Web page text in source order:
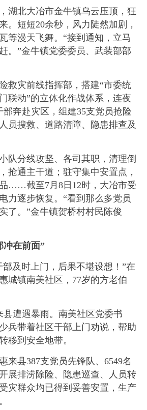
北大冶市金牛镇乌云压顶，狂
。短短20余秒，风力陡然加剧，
等漫天飞舞。“接到通知，立马
。”金牛镇党委委员、武装部部
灾前线指挥部，搭建“市委统
联动”的立体化作战体系，连夜
部奔赴灾区，组建35支党员抢险
员搜救、道路清障、隐患排查及
分线攻坚、各司其职，清理倒
抢通主干道；驻守集中安置点，
……截至7月8日12时，大冶市受
力逐步恢复。“看到那么多党员
了。”金牛镇贺桥村村民陈俊
在前面”
及时上门，后果不堪设想！”在
城镇南美社区，77岁的方老伯
遭遇暴雨。南美社区党委书
兵带着社区干部上门劝说，帮助
移到安全地带。
县387支党员先锋队、6549名
展排涝除险、隐患巡查、人员转
灾群众均已得到妥善安置，生产